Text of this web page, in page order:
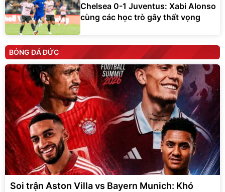
Chelsea 0-1 Juventus: Xabi Alonso
cùng các học trò gây thất vọng
BÓNG ĐÁ ĐỨC
Soi trận Aston Villa vs Bayern Munich: Khó